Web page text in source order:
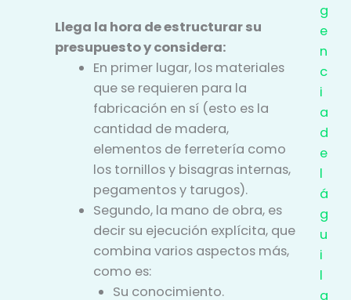
Llega la hora de estructurar su
presupuesto y considera:
En primer lugar, los materiales
que se requieren para la
fabricación en sí (esto es la
cantidad de madera,
elementos de ferretería como
los tornillos y bisagras internas,
pegamentos y tarugos).
Segundo, la mano de obra, es
decir su ejecución explícita, que
combina varios aspectos más,
como es:
Su conocimiento.
g
e
n
c
i
a
d
e
l
á
g
u
i
l
a